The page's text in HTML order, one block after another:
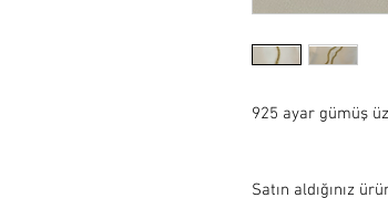
925 ayar gümüş
Satın aldığınız